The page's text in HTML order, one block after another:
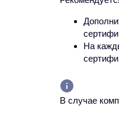
На
В случае